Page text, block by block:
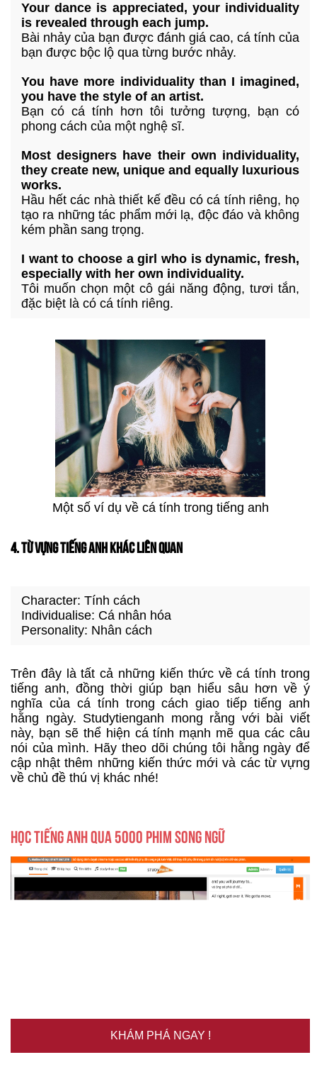
Your dance is appreciated, your individuality
is revealed through each jump.
Bài nhảy của bạn được đánh giá cao, cá tính của
bạn được bộc lộ qua từng bước nhảy.
You have more individuality than I imagined,
you have the style of an artist.
Bạn có cá tính hơn tôi tưởng tượng, bạn có
phong cách của một nghệ sĩ.
Most designers have their own individuality,
they create new, unique and equally luxurious
works.
Hầu hết các nhà thiết kế đều có cá tính riêng, họ
tạo ra những tác phẩm mới lạ, độc đáo và không
kém phần sang trọng.
I want to choose a girl who is dynamic, fresh,
especially with her own individuality.
Tôi muốn chọn một cô gái năng động, tươi tắn,
đặc biệt là có cá tính riêng.
Một số ví dụ về cá tính trong tiếng anh
4. TỪ VỰNG TIẾNG ANH KHÁC LIÊN QUAN
Character: Tính cách
Individualise: Cá nhân hóa
Personality: Nhân cách
Trên đây là tất cả những kiến thức về cá tính trong
tiếng anh, đồng thời giúp bạn hiểu sâu hơn về ý
nghĩa của cá tính trong cách giao tiếp tiếng anh
hằng ngày. Studytienganh mong rằng với bài viết
này, bạn sẽ thể hiện cá tính mạnh mẽ qua các câu
nói của mình. Hãy theo dõi chúng tôi hằng ngày để
cập nhật thêm những kiến thức mới và các từ vựng
về chủ đề thú vị khác nhé!
HỌC TIẾNG ANH QUA 5000 PHIM SONG NGỮ
KHÁM PHÁ NGAY !